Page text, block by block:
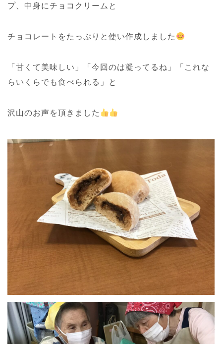
プ、中身にチョコクリームと
チョコレートをたっぷりと使い作成しました
「甘くて美味しい」「今回のは凝ってるね」「これな
らいくらでも食べられる」と
沢山のお声を頂きました